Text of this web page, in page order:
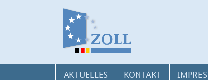
AKTUELLES KONTAKT